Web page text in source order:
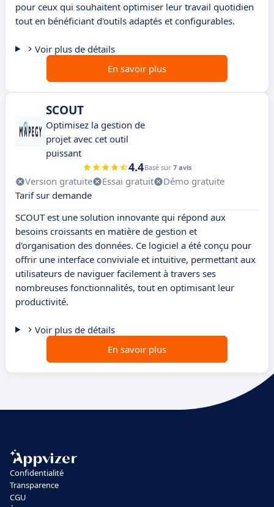
pour ceux qui souhaitent optimiser leur travail quotidien
tout en bénéficiant d'outils adaptés et configurables.
Voir plus de détails
En savoir plus
SCOUT
Optimisez la gestion de
projet avec cet outil
puissant
4.4Basé sur 7 avis
Version gratuite Essai gratuit
Démo gratuite
Tarif sur demande
SCOUT est une solution innovante qui répond aux
besoins croissants en matière de gestion et
d'organisation des données. Ce logiciel a été conçu pour
offrir une interface conviviale et intuitive, permettant aux
utilisateurs de naviguer facilement à travers ses
nombreuses fonctionnalités, tout en optimisant leur
productivité.
Voir plus de détails
En savoir plus
Confidentialité
Transparence
CGU